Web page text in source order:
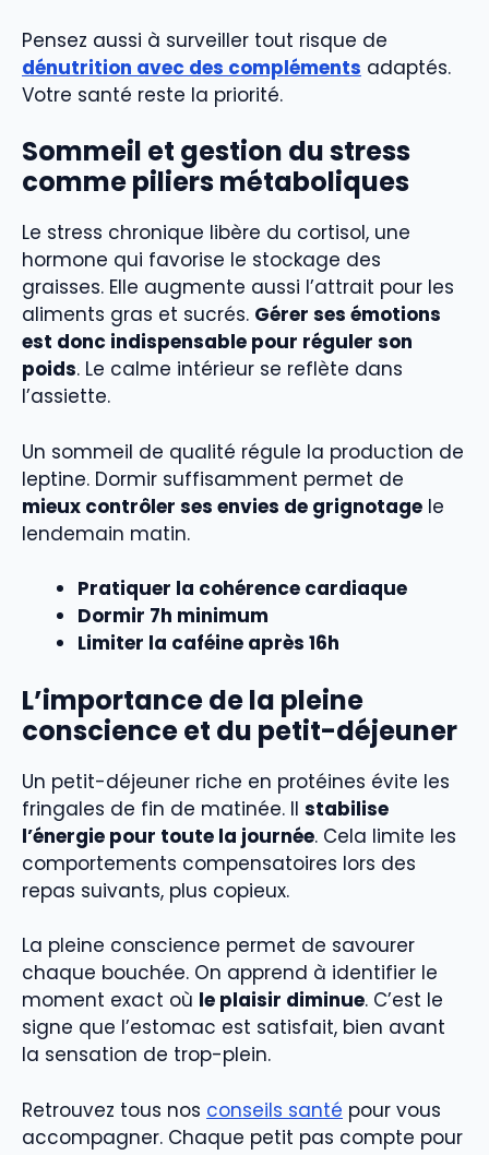
Pensez aussi à surveiller tout risque de
dénutrition avec des compléments adaptés.
Votre santé reste la priorité.
Sommeil et gestion du stress
comme piliers métaboliques
Le stress chronique libère du cortisol, une
hormone qui favorise le stockage des
graisses. Elle augmente aussi l’attrait pour les
aliments gras et sucrés. Gérer ses émotions
est donc indispensable pour réguler son
poids. Le calme intérieur se reflète dans
l’assiette.
Un sommeil de qualité régule la production de
leptine. Dormir suffisamment permet de
mieux contrôler ses envies de grignotage le
lendemain matin.
Pratiquer la cohérence cardiaque
Dormir 7h minimum
Limiter la caféine après 16h
L’importance de la pleine
conscience et du petit-déjeuner
Un petit-déjeuner riche en protéines évite les
fringales de fin de matinée. Il stabilise
l’énergie pour toute la journée. Cela limite les
comportements compensatoires lors des
repas suivants, plus copieux.
La pleine conscience permet de savourer
chaque bouchée. On apprend à identifier le
moment exact où le plaisir diminue. C’est le
signe que l’estomac est satisfait, bien avant
la sensation de trop-plein.
Retrouvez tous nos conseils santé pour vous
accompagner. Chaque petit pas compte pour